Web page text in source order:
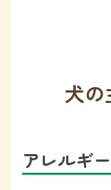
犬
アレルギ